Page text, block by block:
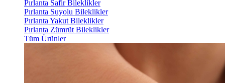
Pırlanta Safir Bileklikler
Pırlanta Suyolu Bileklikler
Pırlanta Yakut Bileklikler
Pırlanta Zümrüt Bileklikler
Tüm Ürünler